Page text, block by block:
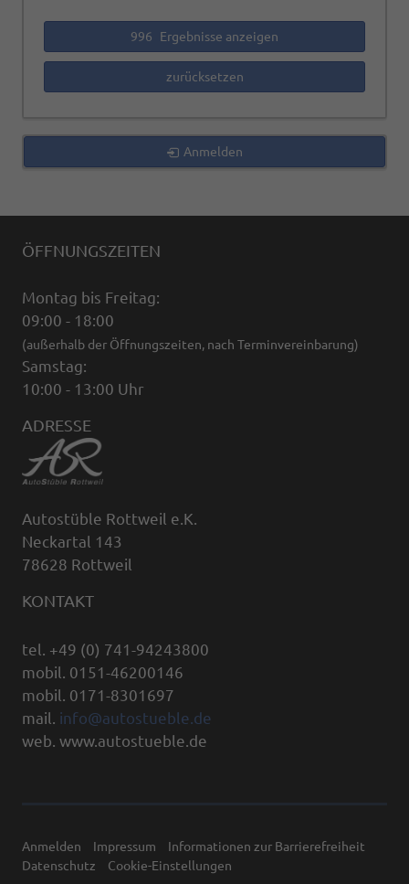
996 Ergebnisse anzeigen
zurücksetzen
Anmelden
ÖFFNUNGSZEITEN
Montag bis Freitag:
09:00 - 18:00
(außerhalb der Öffnungszeiten, nach Terminvereinbarung)
Samstag:
10:00 - 13:00 Uhr
ADRESSE
Autostüble Rottweil e.K.
Neckartal 143
78628 Rottweil
KONTAKT
tel. +49 (0) 741-94243800
mobil. 0151-46200146
mobil. 0171-8301697
mail. info@autostueble.de
web. www.autostueble.de
Anmelden Impressum
Informationen zur Barrierefreiheit
Datenschutz
Cookie-Einstellungen